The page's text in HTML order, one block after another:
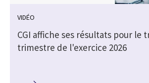
VIDÉO
CGI affiche ses résultats pour le
trimestre de l'exercice 2026